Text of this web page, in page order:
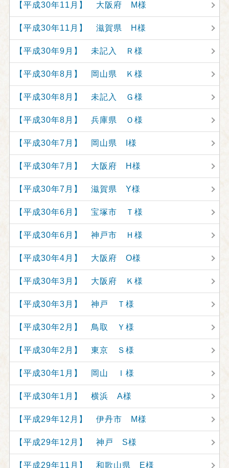
【平成30年11月】 大阪府 M様
【平成30年11月】 滋賀県 H様
【平成30年9月】 未記入 Ｒ様
【平成30年8月】 岡山県 Ｋ様
【平成30年8月】 未記入 Ｇ様
【平成30年8月】 兵庫県 Ｏ様
【平成30年7月】 岡山県 I様
【平成30年7月】 大阪府 H様
【平成30年7月】 滋賀県 Y様
【平成30年6月】 宝塚市 Ｔ様
【平成30年6月】 神戸市 Ｈ様
【平成30年4月】 大阪府 O様
【平成30年3月】 大阪府 Ｋ様
【平成30年3月】 神戸 Ｔ様
【平成30年2月】 鳥取 Ｙ様
【平成30年2月】 東京 Ｓ様
【平成30年1月】 岡山 Ｉ様
【平成30年1月】 横浜 A様
【平成29年12月】 伊丹市 M様
【平成29年12月】 神戸 S様
【平成29年11月】 和歌山県 E様